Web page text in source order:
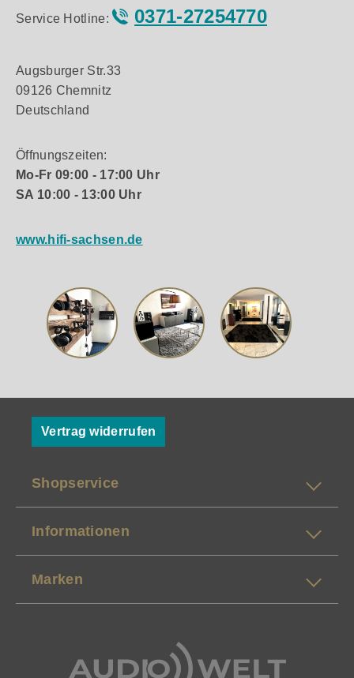
Service Hotline: 0371-27254770
Augsburger Str.33
09126 Chemnitz
Deutschland
Öffnungszeiten:
Mo-Fr 09:00 - 17:00 Uhr
SA 10:00 - 13:00 Uhr
www.hifi-sachsen.de
Vertrag widerrufen
Shopservice
Informationen
Marken